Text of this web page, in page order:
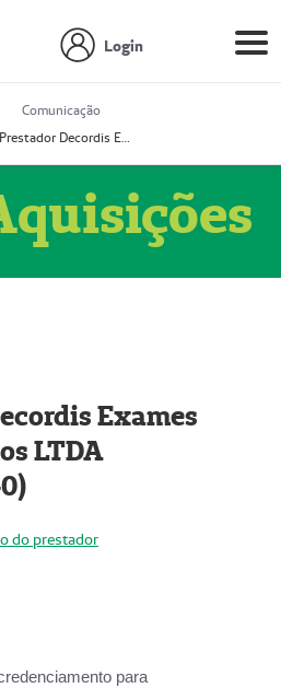
Login
Comunicação
Prestador Decordis Exames Cardiológicos LTDA (51004346-0)
Exames
LTDA
do prestador
para